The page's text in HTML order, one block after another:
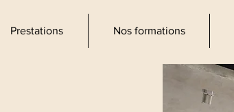
Prestations Nos formations